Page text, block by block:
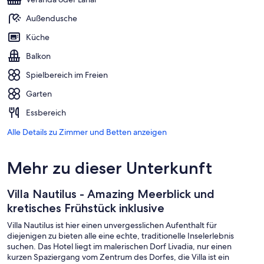
Außendusche
Küche
Balkon
Spielbereich im Freien
Garten
Essbereich
Alle Details zu Zimmer und Betten anzeigen
Mehr zu dieser Unterkunft
Villa Nautilus - Amazing Meerblick und
kretisches Frühstück inklusive
Villa Nautilus ist hier einen unvergesslichen Aufenthalt für
diejenigen zu bieten alle eine echte, traditionelle Inselerlebnis
suchen. Das Hotel liegt im malerischen Dorf Livadia, nur einen
kurzen Spaziergang vom Zentrum des Dorfes, die Villa ist ein